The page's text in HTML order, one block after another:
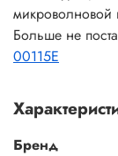
микроволновой
Больше не
00115E
Бренд